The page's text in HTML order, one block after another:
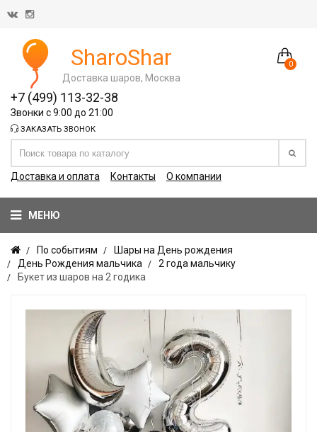
0
SharoShar
Доставка шаров, Москва
+7 (499) 113-32-38
Звонки с 9:00 до 21:00
ЗАКАЗАТЬ ЗВОНОК
Доставка и оплата Контакты О компании
МЕНЮ
По событиям
Шары на День рождения
День Рождения мальчика
2 года мальчику
Букет из шаров на 2 годика